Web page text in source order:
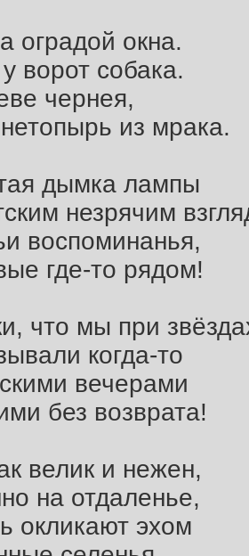
оградой окна.
ворот собака.
чернея,
из мрака.
дымка лампы
незрячим
воспоминанья,
где-то рядом!
что мы при
когда-то
вечерами
без возврата!
велик и нежен,
на отдаленье,
окликают эхом